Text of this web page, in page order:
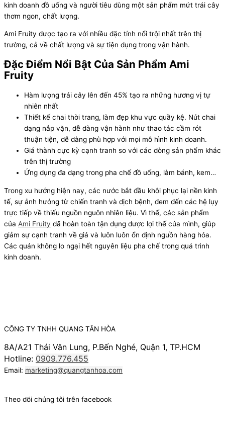
kinh doanh đồ uống và người tiêu dùng một sản phẩm mứt trái cây
thơm ngon, chất lượng.
Ami Fruity được tạo ra với nhiều đặc tính nổi trội nhất trên thị
trường, cả về chất lượng và sự tiện dụng trong vận hành.
Đặc Điểm Nổi Bật Của Sản Phẩm Ami
Fruity
Hàm lượng trái cây lên đến 45% tạo ra những hương vị tự
nhiên nhất
Thiết kế chai thời trang, làm đẹp khu vực quầy kệ. Nút chai
dạng nắp vặn, dễ dàng vận hành như thao tác cầm rót
thuận tiện, dễ dàng phù hợp với mọi mô hình kinh doanh.
Giá thành cực kỳ cạnh tranh so với các dòng sản phẩm khác
trên thị trường
Ứng dụng đa dạng trong pha chế đồ uống, làm bánh, kem…
Trong xu hướng hiện nay, các nước bắt đầu khôi phục lại nền kinh
tế, sự ảnh hưởng từ chiến tranh và dịch bệnh, đem đến các hệ lụy
trực tiếp về thiếu nguồn nguôn nhiên liệu. Vì thế, các sản phẩm
của Ami Fruity đã hoàn toàn tận dụng được lợi thế của mình, giúp
giảm sự cạnh tranh về giá và luôn luôn ổn định nguồn hàng hóa.
Các quán không lo ngại hết nguyên liệu pha chế trong quá trình
kinh doanh.
CÔNG TY TNHH QUANG TÂN HÒA
8A/A21 Thái Văn Lung, P.Bến Nghé, Quận 1, TP.HCM
Hotline: 0909.776.455
Email: marketing@quangtanhoa.com
Theo dõi chúng tôi trên facebook